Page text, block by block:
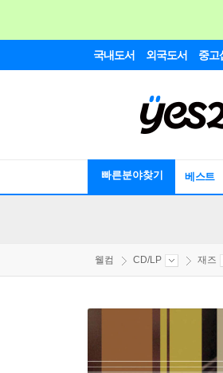
국내도서 외국도서 중고
빠른분야찾기 베스트
웰컴 CD/LP 재즈